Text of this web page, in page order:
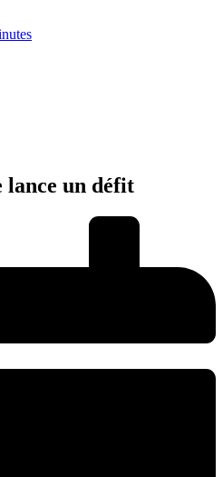
lance un défit